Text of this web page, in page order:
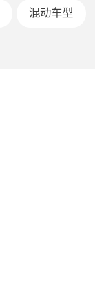
混动车型